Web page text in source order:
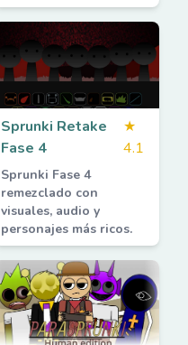
Sprunki Retake
Fase 4
★
4.1
Sprunki Fase 4
remezclado con
visuales, audio y
personajes más ricos.